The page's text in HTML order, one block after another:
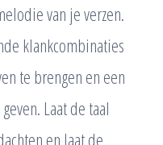
van je verzen.
klankcombinaties
te brengen en een
Laat de taal
en laat de